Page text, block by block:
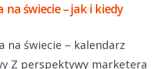
na świecie – jak i kiedy
na świecie – kalendarz
Z perspektywy marketera